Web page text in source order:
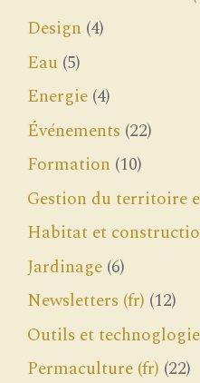
Design (4)
Eau (5)
Energie (4)
Événements (22)
Formation (10)
Gestion du territoire
Habitat et
Jardinage (6)
Newsletters (fr) (12)
Outils et
Permaculture (fr) (22)